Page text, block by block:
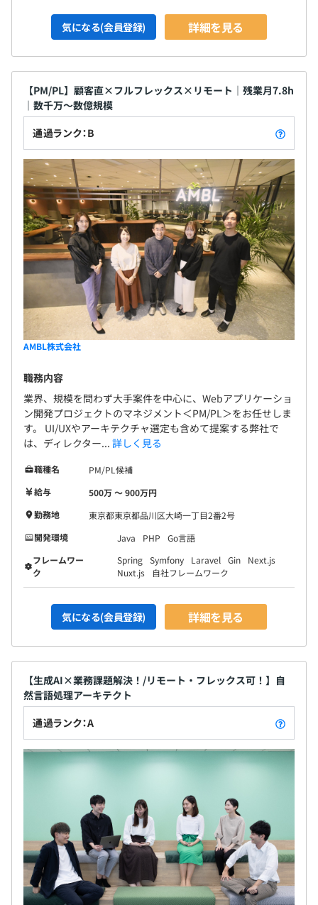
気になる(会員登録) 詳細を見る
【PM/PL】顧客直×フルフレックス×リモート｜残業月7.8h
｜数千万～数億規模
通過ランク：B
AMBL株式会社
職務内容
業界、規模を問わず大手案件を中心に、Webアプリケーショ
ン開発プロジェクトのマネジメント＜PM/PL＞をお任せしま
す。 UI/UXやアーキテクチャ選定も含めて提案する弊社で
は、ディレクター... 詳しく見る
職種名
PM/PL候補
給与
500万 〜 900万円
勤務地
東京都東京都品川区大崎一丁目2番2号
開発環境
Java PHP
Go言語
フレームワー
ク
Spring Symfony Laravel Gin
Next.js
Nuxt.js
自社フレームワーク
気になる(会員登録) 詳細を見る
【生成AI×業務課題解決！/リモート・フレックス可！】自
然言語処理アーキテクト
通過ランク：A